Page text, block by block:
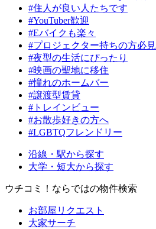
#住人が良い人たちです
#YouTuber歓迎
#Eバイクも楽々
#プロジェクター持ちの方必見
#夜型の生活にぴったり
#映画の聖地に移住
#憧れのホームバー
#譲渡型賃貸
#トレインビュー
#お散歩好きの方へ
#LGBTQフレンドリー
沿線・駅から探す
大学・短大から探す
ウチコミ！ならではの物件検索
お部屋リクエスト
大家サーチ